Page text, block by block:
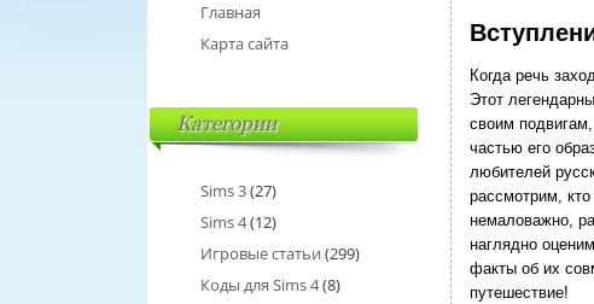
Когда речь
Этот
своим
частью его
любителей
рассмотрим,
немаловажно,
наглядно
факты об их
путешествие!
Главная
Карта сайта
Категории
Sims 3(27)
Sims 4(12)
Игровые статьи (299)
Коды для Sims 4(8)